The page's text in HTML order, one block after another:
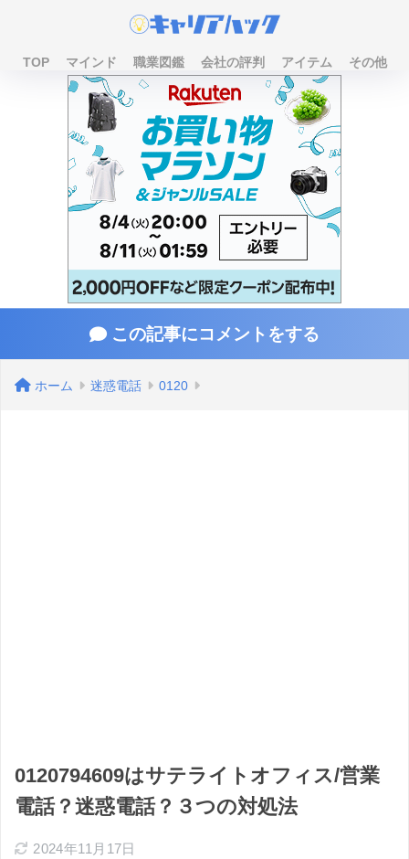
TOP マインド 職業図鑑 会社の評判 アイテム その他
この記事にコメントをする
ホーム 迷惑電話 0120
0120794609はサテライトオフィス/営業
電話？迷惑電話？３つの対処法
2024年11月17日